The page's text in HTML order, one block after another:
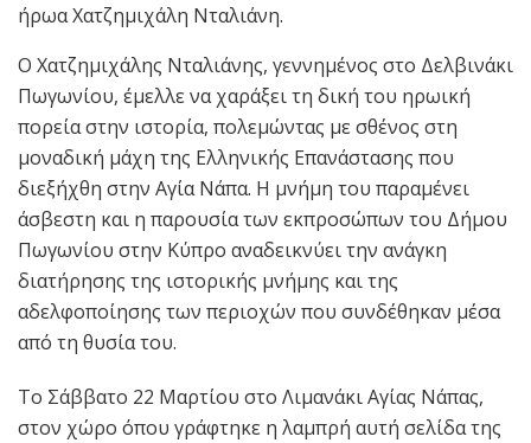
ήρωα Χατζημιχάλη Νταλιάνη.
Ο Χατζημιχάλης Νταλιάνης, γεννημένος στο Δελβινάκι
Πωγωνίου, έμελλε να χαράξει τη δική του ηρωική
πορεία στην ιστορία, πολεμώντας με σθένος στη
μοναδική μάχη της Ελληνικής Επανάστασης που
διεξήχθη στην Αγία Νάπα. Η μνήμη του παραμένει
άσβεστη και η παρουσία των εκπροσώπων του Δήμου
Πωγωνίου στην Κύπρο αναδεικνύει την ανάγκη
διατήρησης της ιστορικής μνήμης και της
αδελφοποίησης των περιοχών που συνδέθηκαν μέσα
από τη θυσία του.
Το Σάββατο 22 Μαρτίου στο Λιμανάκι Αγίας Νάπας,
στον χώρο όπου γράφτηκε η λαμπρή αυτή σελίδα της